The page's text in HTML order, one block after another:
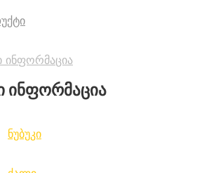
ინფორმაცია
ინფორმაცია
ნუბუკი